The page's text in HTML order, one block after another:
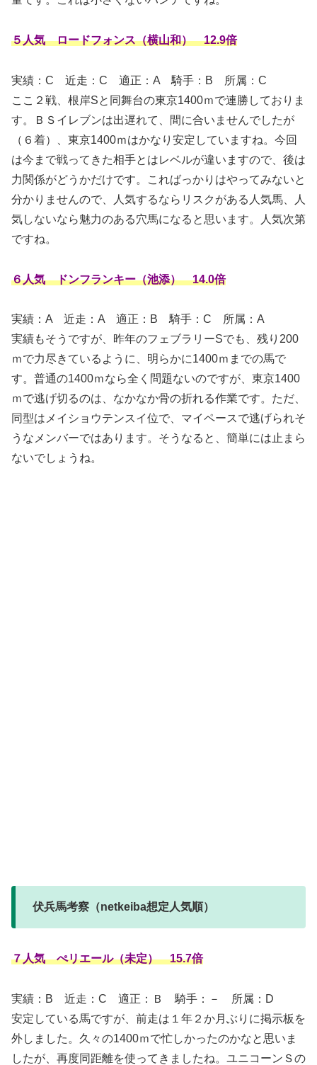
５人気 ロードフォンス（横山和） 12.9倍
実績：C 近走：C 適正：A 騎手：B 所属：C
ここ２戦、根岸Sと同舞台の東京1400ｍで連勝しておりま
す。ＢＳイレブンは出遅れて、間に合いませんでしたが
（６着）、東京1400ｍはかなり安定していますね。今回
は今まで戦ってきた相手とはレベルが違いますので、後は
力関係がどうかだけです。こればっかりはやってみないと
分かりませんので、人気するならリスクがある人気馬、人
気しないなら魅力のある穴馬になると思います。人気次第
ですね。
６人気 ドンフランキー（池添） 14.0倍
実績：A近走：A 適正：B 騎手：C 所属：A
実績もそうですが、昨年のフェブラリーSでも、残り200
ｍで力尽きているように、明らかに1400ｍまでの馬で
す。普通の1400ｍなら全く問題ないのですが、東京1400
ｍで逃げ切るのは、なかなか骨の折れる作業です。ただ、
同型はメイショウテンスイ位で、マイペースで逃げられそ
うなメンバーではあります。そうなると、簡単には止まら
ないでしょうね。
伏兵馬考察（netkeiba想定人気順）
７人気 ぺリエール（未定） 15.7倍
実績：B 近走：C 適正：Ｂ 騎手：－ 所属：D
安定している馬ですが、前走は１年２か月ぶりに掲示板を
外しました。久々の1400ｍで忙しかったのかなと思いま
したが、再度同距離を使ってきましたね。ユニコーンＳの